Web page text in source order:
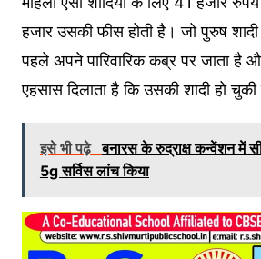
हजार उसकी फीस होती है। जो पुरुष
पहले अपने पारिवारिक कब्र पर जाता है
एहसास दिलाता है कि उसकी शादी हो चुकी
इसे भी पढ़े बनारस के रुद्राक्ष कन्वेंशन में
5g सर्विस लांच किया